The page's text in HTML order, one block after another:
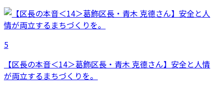
5
【区長の本音＜14＞葛飾区長・青木 克德さん】安全と人情
が両立するまちづくりを。